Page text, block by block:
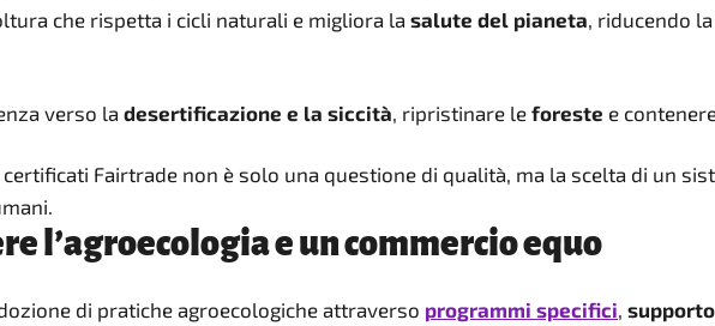
che rispetta i cicli naturali e migliora la salute del pianeta, riducendo
verso la desertificazione e la siccità, ripristinare le foreste e
Fairtrade non è solo una questione di qualità, ma la scelta di un
l’agroecologia e un commercio equo
di pratiche agroecologiche attraverso programmi specifici,